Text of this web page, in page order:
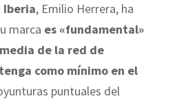
Iberia, Emilio Herrera, ha
marca es «fundamental»
de la red de
como mínimo en el
puntuales del